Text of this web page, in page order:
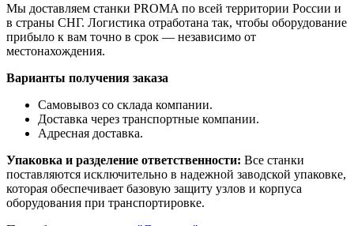
Мы доставляем станки PROMA по всей территории России и
в страны СНГ. Логистика отработана так, чтобы оборудование
прибыло к вам точно в срок — независимо от
местонахождения.
Варианты получения заказа
Самовывоз со склада компании.
Доставка через транспортные компании.
Адресная доставка.
Упаковка и разделение ответственности: Все станки
поставляются исключительно в надежной заводской упаковке,
которая обеспечивает базовую защиту узлов и корпуса
оборудования при транспортировке.